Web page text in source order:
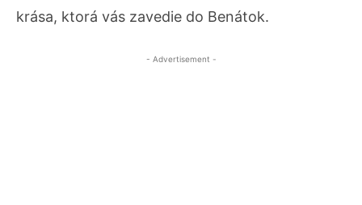
krása, ktorá vás zavedie do Benátok.
- Advertisement -